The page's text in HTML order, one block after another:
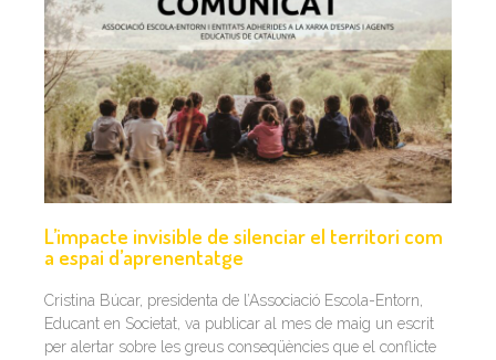
L’impacte invisible de silenciar el territori com
a espai d’aprenentatge
Cristina Búcar, presidenta de l’Associació Escola-Entorn,
Educant en Societat, va publicar al mes de maig un escrit
per alertar sobre les greus conseqüències que el conflicte